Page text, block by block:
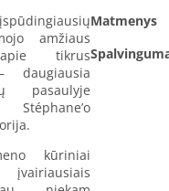
amžiaus
tikrus
daugiausia
pasaulyje
kūriniai
Matmenys